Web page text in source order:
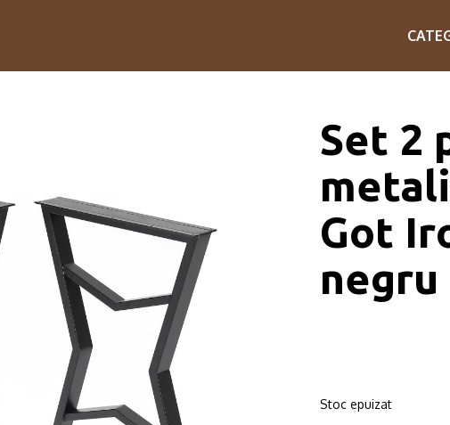
Set 2
Got
negru
Stoc epuizat